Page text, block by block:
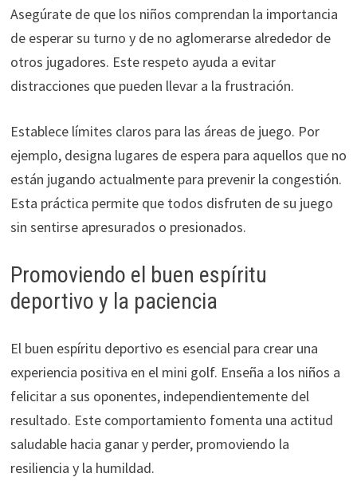
Asegúrate de que los niños comprendan la importancia
de esperar su turno y de no aglomerarse alrededor de
otros jugadores. Este respeto ayuda a evitar
distracciones que pueden llevar a la frustración.
Establece límites claros para las áreas de juego. Por
ejemplo, designa lugares de espera para aquellos que no
están jugando actualmente para prevenir la congestión.
Esta práctica permite que todos disfruten de su juego
sin sentirse apresurados o presionados.
Promoviendo el buen espíritu
deportivo y la paciencia
El buen espíritu deportivo es esencial para crear una
experiencia positiva en el mini golf. Enseña a los niños a
felicitar a sus oponentes, independientemente del
resultado. Este comportamiento fomenta una actitud
saludable hacia ganar y perder, promoviendo la
resiliencia y la humildad.